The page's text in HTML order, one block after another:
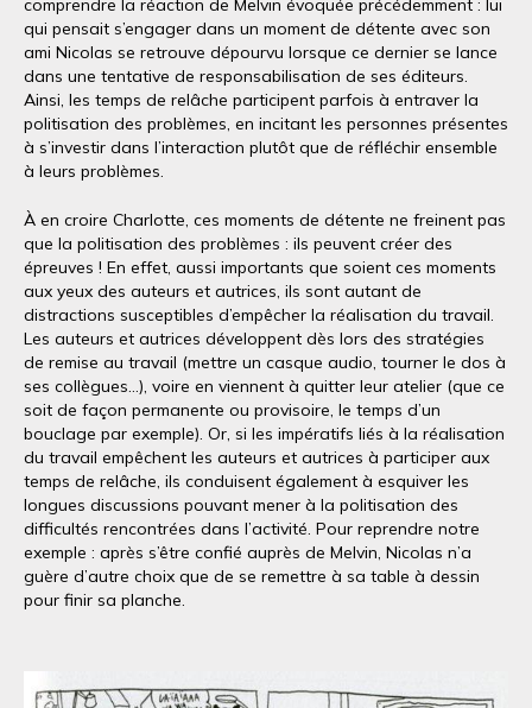
comprendre la réaction de Melvin évoquée précédemment : lui
qui pensait s’engager dans un moment de détente avec son
ami Nicolas se retrouve dépourvu lorsque ce dernier se lance
dans une tentative de responsabilisation de ses éditeurs.
Ainsi, les temps de relâche participent parfois à entraver la
politisation des problèmes, en incitant les personnes présentes
à s’investir dans l’interaction plutôt que de réfléchir ensemble
à leurs problèmes.
À en croire Charlotte, ces moments de détente ne freinent pas
que la politisation des problèmes : ils peuvent créer des
épreuves ! En effet, aussi importants que soient ces moments
aux yeux des auteurs et autrices, ils sont autant de
distractions susceptibles d’empêcher la réalisation du travail.
Les auteurs et autrices développent dès lors des stratégies
de remise au travail (mettre un casque audio, tourner le dos à
ses collègues…), voire en viennent à quitter leur atelier (que ce
soit de façon permanente ou provisoire, le temps d’un
bouclage par exemple). Or, si les impératifs liés à la réalisation
du travail empêchent les auteurs et autrices à participer aux
temps de relâche, ils conduisent également à esquiver les
longues discussions pouvant mener à la politisation des
difficultés rencontrées dans l’activité. Pour reprendre notre
exemple : après s’être confié auprès de Melvin, Nicolas n’a
guère d’autre choix que de se remettre à sa table à dessin
pour finir sa planche.